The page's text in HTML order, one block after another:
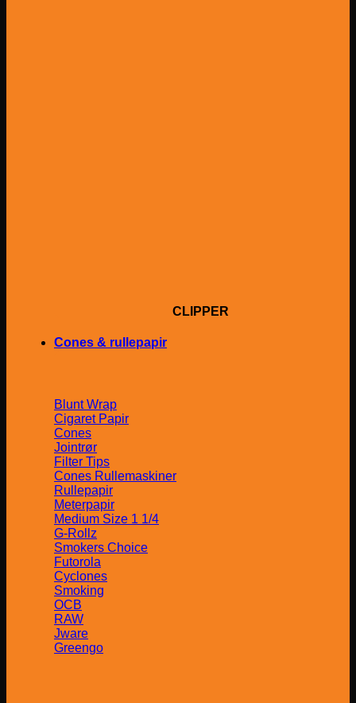
CLIPPER
Cones & rullepapir
Blunt Wrap
Cigaret Papir
Cones
Jointrør
Filter Tips
Cones Rullemaskiner
Rullepapir
Meterpapir
Medium Size 1 1/4
G-Rollz
Smokers Choice
Futorola
Cyclones
Smoking
OCB
RAW
Jware
Greengo